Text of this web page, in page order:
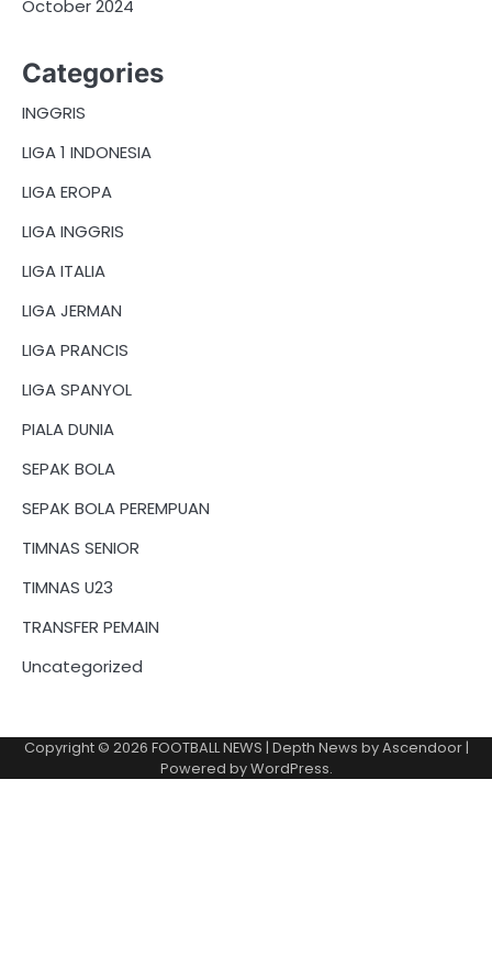
October 2024
Categories
INGGRIS
LIGA 1 INDONESIA
LIGA EROPA
LIGA INGGRIS
LIGA ITALIA
LIGA JERMAN
LIGA PRANCIS
LIGA SPANYOL
PIALA DUNIA
SEPAK BOLA
SEPAK BOLA PEREMPUAN
TIMNAS SENIOR
TIMNAS U23
TRANSFER PEMAIN
Uncategorized
Copyright © 2026 FOOTBALL NEWS | Depth News byAscendoor|
Powered byWordPress.